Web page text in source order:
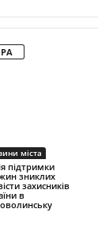
міста
підтримки
зниклих
захисників
в